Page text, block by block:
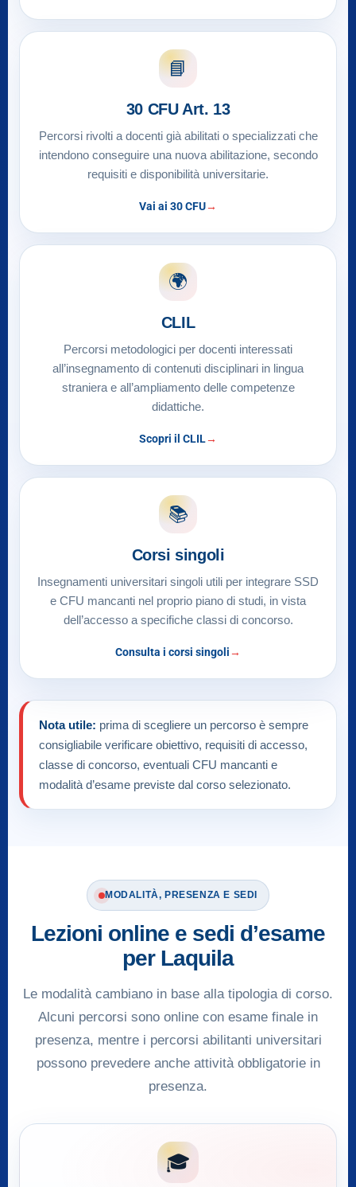
📘
30 CFU Art. 13
Percorsi rivolti a docenti già abilitati o specializzati che
intendono conseguire una nuova abilitazione, secondo
requisiti e disponibilità universitarie.
Vai ai 30 CFU
🌍
CLIL
Percorsi metodologici per docenti interessati
all’insegnamento di contenuti disciplinari in lingua
straniera e all’ampliamento delle competenze
didattiche.
Scopri il CLIL
📚
Corsi singoli
Insegnamenti universitari singoli utili per integrare SSD
e CFU mancanti nel proprio piano di studi, in vista
dell’accesso a specifiche classi di concorso.
Consulta i corsi singoli
Nota utile: prima di scegliere un percorso è sempre
consigliabile verificare obiettivo, requisiti di accesso,
classe di concorso, eventuali CFU mancanti e
modalità d’esame previste dal corso selezionato.
MODALITÀ, PRESENZA E SEDI
Lezioni online e sedi d’esame
per Laquila
Le modalità cambiano in base alla tipologia di corso.
Alcuni percorsi sono online con esame finale in
presenza, mentre i percorsi abilitanti universitari
possono prevedere anche attività obbligatorie in
presenza.
🎓